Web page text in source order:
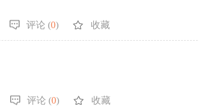
评论 (0) 收藏
评论 (0) 收藏